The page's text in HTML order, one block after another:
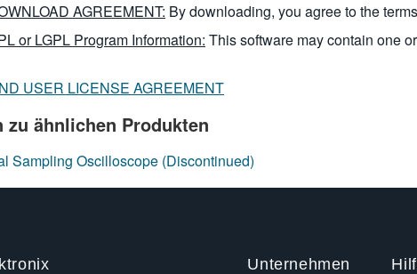
AGREEMENT: By downloading, you agree to the
or LGPL Program Information: This software may contain one
USER LICENSE AGREEMENT
zu ähnlichen Produkten
Sampling Oscilloscope (Discontinued)
Unternehmen